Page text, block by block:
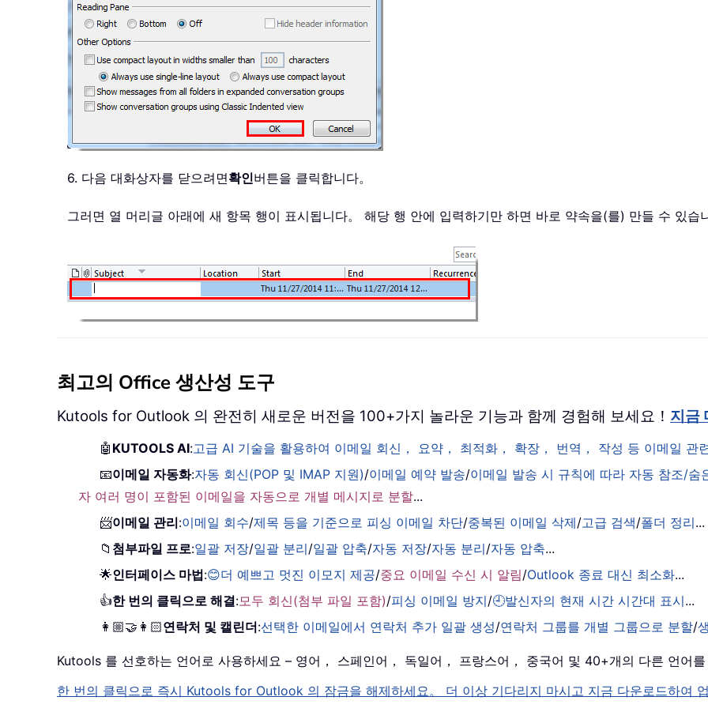
6. 다음 대화상자를 닫으려면확인버튼을 클릭합니다。
그러면 열 머리글 아래에 새 항목 행이 표시됩니다。 해당 행 안에 입력하기만 하면 바로 약속을(를) 만들 수 있습
최고의 Office 생산성 도구
Kutools for Outlook 의 완전히 새로운 버전을 100+가지 놀라운 기능과 함께 경험해 보세요！ 지금
🤖 KUTOOLS AI:고급 AI 기술을 활용하여 이메일 회신， 요약， 최적화， 확장， 번역， 작성 등 이메일 관
📧이메일 자동화:자동 회신(POP 및 IMAP 지원)/이메일 예약 발송/이메일 발송 시 규칙에 따라 자동 참조/숨
자 여러 명이 포함된 이메일을 자동으로 개별 메시지로 분할...
📨이메일 관리:이메일 회수/제목 등을 기준으로 피싱 이메일 차단/중복된 이메일 삭제/고급 검색/폴더 정리...
📁 첨부파일 프로:일괄 저장/일괄 분리/일괄 압축/자동 저장/자동 분리/자동 압축...
🌟인터페이스 마법:😊더 예쁘고 멋진 이모지 제공/중요 이메일 수신 시 알림/Outlook 종료 대신 최소화...
👍한 번의 클릭으로 해결:모두 회신(첨부 파일 포함)/피싱 이메일 방지/🕘발신자의 현재 시간 시간대 표시...
👩🏼‍🤝‍👩🏻연락처 및 캘린더:선택한 이메일에서 연락처 추가 일괄 생성/연락처 그룹를 개별 그룹으로 분할/
Kutools 를 선호하는 언어로 사용하세요 – 영어， 스페인어， 독일어， 프랑스어， 중국어 및 40+개의 다른 언어
한 번의 클릭으로 즉시 Kutools for Outlook 의 잠금을 해제하세요。 더 이상 기다리지 마시고 지금 다운로드하여